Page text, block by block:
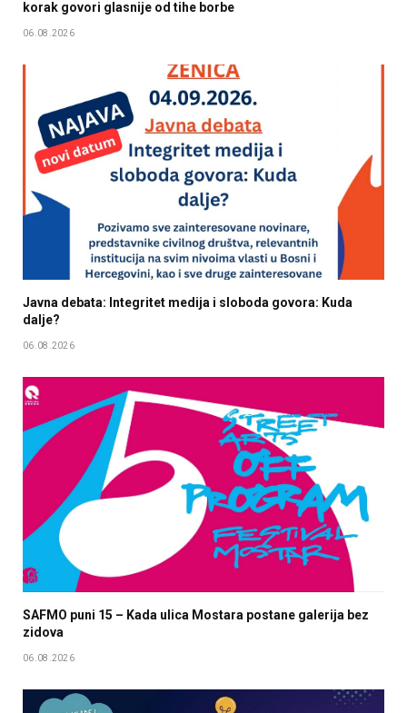
korak govori glasnije od tihe borbe
06.08.2026
Javna debata: Integritet medija i sloboda govora: Kuda
dalje?
06.08.2026
SAFMO puni 15 – Kada ulica Mostara postane galerija bez
zidova
06.08.2026